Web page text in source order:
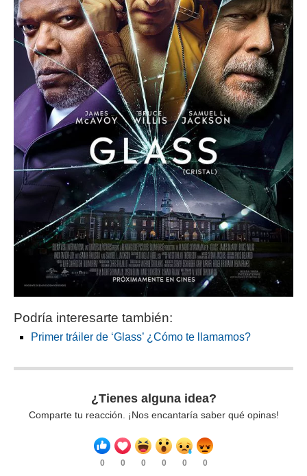
Podría interesarte también:
Primer tráiler de ‘Glass’ ¿Cómo te llamamos?
¿Tienes alguna idea?
Comparte tu reacción. ¡Nos encantaría saber qué opinas!
0 0 0 0 0 0